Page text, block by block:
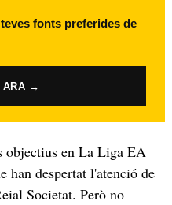
fonts preferides de
ARA →
objectius en La Liga EA
han despertat l'atenció de
Societat. Però no